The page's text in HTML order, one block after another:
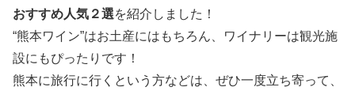
おすすめ人気２選を紹介しました！
“熊本ワイン”はお土産にはもちろん、ワイナリーは観光施
設にもぴったりです！
熊本に旅行に行くという方などは、ぜひ一度立ち寄って、